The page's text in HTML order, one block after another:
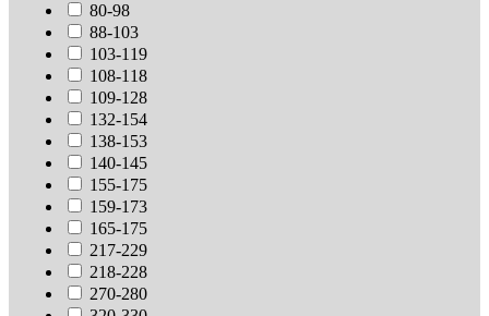
80-98
88-103
103-119
108-118
109-128
132-154
138-153
140-145
155-175
159-173
165-175
217-229
218-228
270-280